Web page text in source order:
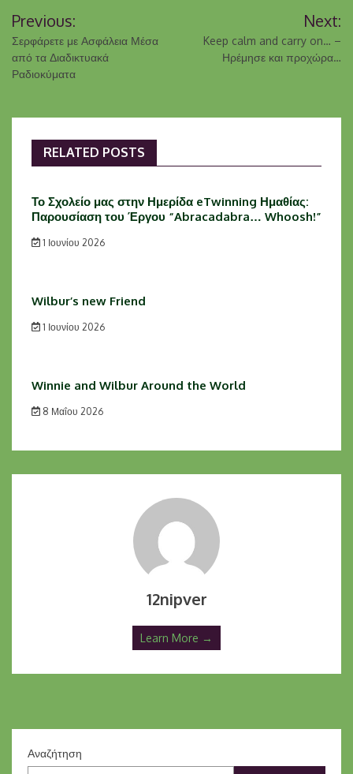
Previous:
Σερφάρετε με Ασφάλεια Μέσα
από τα Διαδικτυακά
Ραδιοκύματα
Next:
Keep calm and carry on… –
Ηρέμησε και προχώρα…
RELATED POSTS
Το Σχολείο μας στην Ημερίδα eTwinning Ημαθίας:
Παρουσίαση του Έργου “Abracadabra… Whoosh!”
1 Ιουνίου 2026
Wilbur’s new Friend
1 Ιουνίου 2026
Winnie and Wilbur Around the World
8 Μαΐου 2026
12nipver
Learn More →
Αναζήτηση